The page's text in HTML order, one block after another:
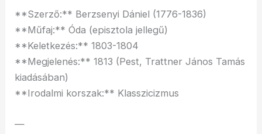
**Szerző:** Berzsenyi Dániel (1776-1836)
**Műfaj:** Óda (episztola jellegű)
**Keletkezés:** 1803-1804
**Megjelenés:** 1813 (Pest, Trattner János Tamás
kiadásában)
**Irodalmi korszak:** Klasszicizmus
—